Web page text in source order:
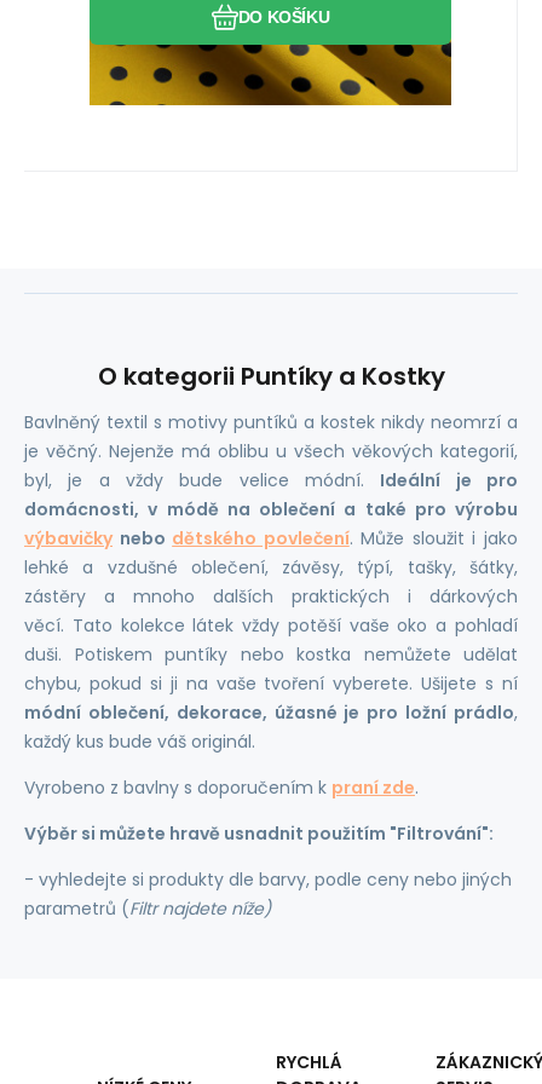
DO KOŠÍKU
O kategorii Puntíky a Kostky
Bavlněný textil s motivy puntíků a kostek nikdy neomrzí a
je věčný. Nejenže má oblibu u všech věkových kategorií,
byl, je a vždy bude velice módní. Ideální je pro
domácnosti, v módě na oblečení a také pro výrobu
výbavičkynebo dětského povlečení. Může sloužit i jako
lehké a vzdušné oblečení, závěsy, týpí, tašky, šátky,
zástěry a mnoho dalších praktických i dárkových
věcí. Tato kolekce látek vždy potěší vaše oko a pohladí
duši. Potiskem puntíky nebo kostka nemůžete udělat
chybu, pokud si ji na vaše tvoření vyberete. Ušijete s ní
módní oblečení, dekorace, úžasné je pro ložní prádlo,
každý kus bude váš originál.
Vyrobeno z bavlny s doporučením k praní zde.
Výběr si můžete hravě usnadnit použitím "Filtrování":
- vyhledejte si produkty dle barvy, podle ceny nebo jiných
parametrů (Filtr najdete níže)
RYCHLÁ
ZÁKAZNICKÝ